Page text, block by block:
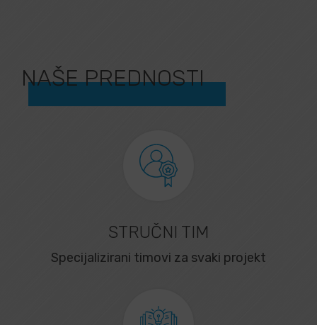
NAŠE PREDNOSTI
STRUČNI TIM
Specijalizirani timovi za svaki projekt